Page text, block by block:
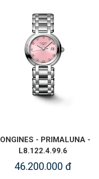
- PRIMALUNA -
L8.122.4.99.6
46.200.000 đ